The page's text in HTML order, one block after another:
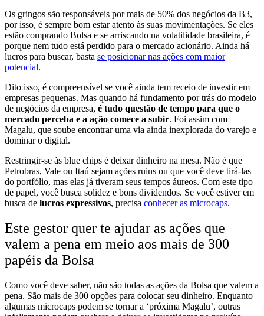
Os gringos são responsáveis por mais de 50% dos negócios da B3,
por isso, é sempre bom estar atento às suas movimentações. Se eles
estão comprando Bolsa e se arriscando na volatilidade brasileira, é
porque nem tudo está perdido para o mercado acionário. Ainda há
lucros para buscar, basta se posicionar nas ações com maior
potencial.
Dito isso, é compreensível se você ainda tem receio de investir em
empresas pequenas. Mas quando há fundamento por trás do modelo
de negócios da empresa, é tudo questão de tempo para que o
mercado perceba e a ação comece a subir. Foi assim com
Magalu, que soube encontrar uma via ainda inexplorada do varejo e
dominar o digital.
Restringir-se às blue chips é deixar dinheiro na mesa. Não é que
Petrobras, Vale ou Itaú sejam ações ruins ou que você deve tirá-las
do portfólio, mas elas já tiveram seus tempos áureos. Com este tipo
de papel, você busca solidez e bons dividendos. Se você estiver em
busca de lucros expressivos, precisa conhecer as microcaps.
Este gestor quer te ajudar as ações que
valem a pena em meio aos mais de 300
papéis da Bolsa
Como você deve saber, não são todas as ações da Bolsa que valem a
pena. São mais de 300 opções para colocar seu dinheiro. Enquanto
algumas microcaps podem se tornar a ‘próxima Magalu’, outras